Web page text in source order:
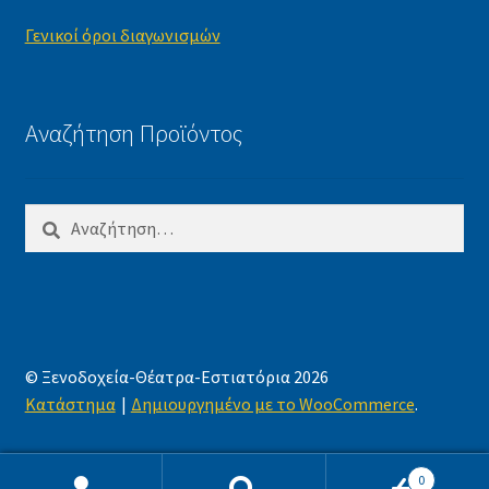
Γενικοί όροι διαγωνισμών
Αναζήτηση Προϊόντος
για:
© Ξενοδοχεία-Θέατρα-Εστιατόρια 2026
Κατάστημα
Δημιουργημένο με το WooCommerce.
0